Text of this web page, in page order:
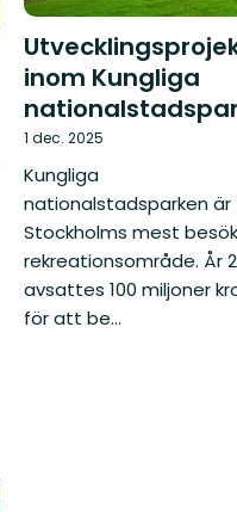
inom Kungliga
1 dec. 2025
Kungliga
nationalstadsparken är
Stockholms mest
rekreationsområde. År
avsattes 100 miljoner
för att be...